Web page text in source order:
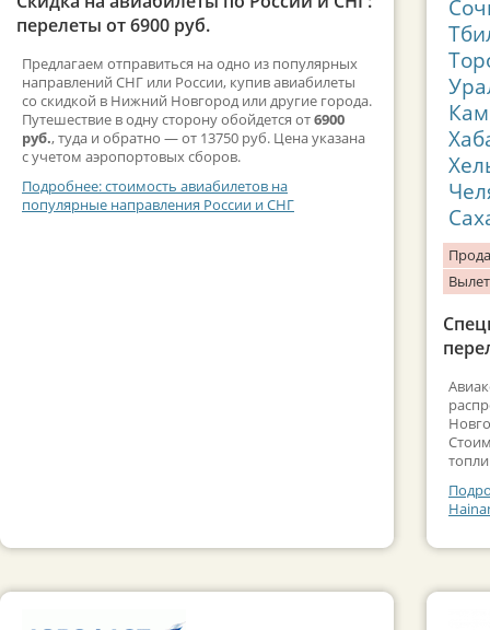
перелеты от 6900 руб.
Предлагаем отправиться на одно из популярных
направлений СНГ или России, купив авиабилеты
со скидкой в Нижний Новгород или другие города.
Путешествие в одну сторону обойдется от6900
руб., туда и обратно — от 13750 руб. Цена указана
с учетом аэропортовых сборов.
Подробнее: стоимость авиабилетов на
популярные направления России и СНГ